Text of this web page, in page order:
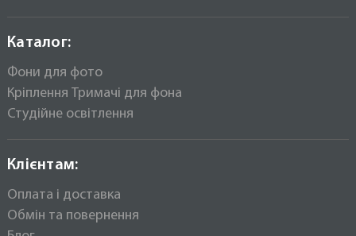
Каталог:
Фони для фото
Кріплення Тримачі для фона
Студійне освітлення
Клієнтам:
Оплата і доставка
Обмін та повернення